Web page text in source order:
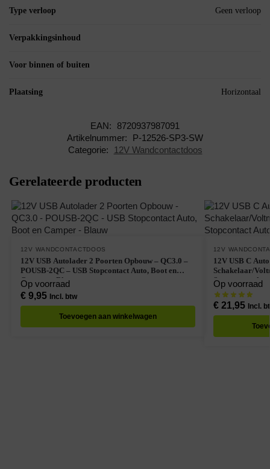
Type verloop Geen verloop
Verpakkingsinhoud
Voor binnen of buiten
Plaatsing Horizontaal
EAN:
8720937987091
Artikelnummer:
P-12526-SP3-SW
Categorie:
12V Wandcontactdoos
Gerelateerde producten
12V WANDCONTACTDOOS
12V USB Autolader 2 Poorten Opbouw – QC3.0 –
POUSB-2QC – USB Stopcontact Auto, Boot en
Camper – Blauw
Op voorraad
€9,95 Incl. btw
Toevoegen aan winkelwagen
12V
12V USB C
Schakelaar/
Stopcontact
Op voorraad
€21,95 Incl.